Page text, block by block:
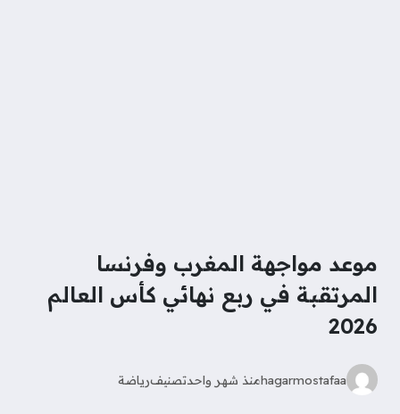
موعد مواجهة المغرب وفرنسا
المرتقبة في ربع نهائي كأس العالم
2026
hagarmostafaaمنذ شهر واحدتصنيفرياضة